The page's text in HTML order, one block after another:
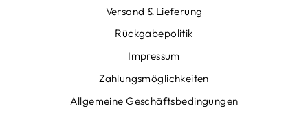
Versand & Lieferung
Rückgabepolitik
Impressum
Zahlungsmöglichkeiten
Allgemeine Geschäftsbedingungen